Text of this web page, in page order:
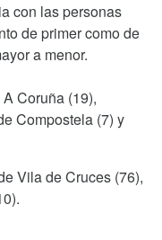
con las personas
de primer como de
a menor.
Coruña (19),
Compostela (7) y
Vila de Cruces (76),